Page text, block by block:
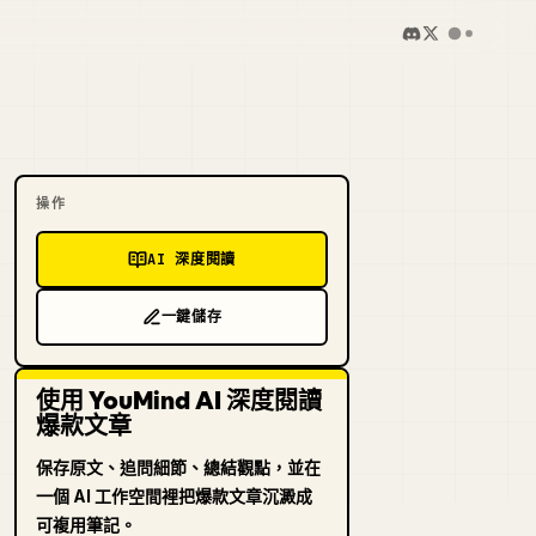
操作
AI 深度閱讀
一鍵儲存
使用 YouMind AI 深度閱讀
爆款文章
保存原文、追問細節、總結觀點，並在
一個 AI 工作空間裡把爆款文章沉澱成
可複用筆記。